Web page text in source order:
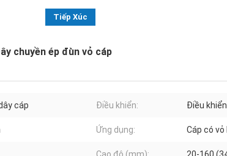
Tiếp Xúc
chuyền ép đùn vỏ cáp
cáp Điều khiển: Điều
Ứng dụng: Cáp có vỏ